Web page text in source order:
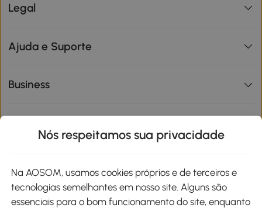
Legal
Ajuda e Suporte
Business
Métodos de pagamento
Nós respeitamos sua privacidade
Na AOSOM, usamos cookies próprios e de terceiros e
tecnologias semelhantes em nosso site. Alguns são
essenciais para o bom funcionamento do site, enquanto